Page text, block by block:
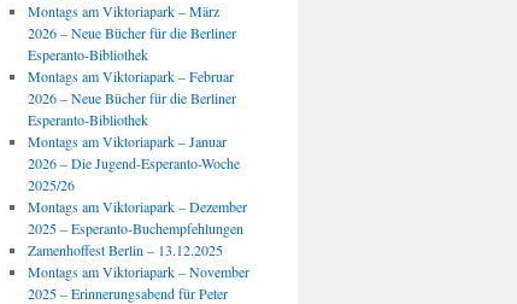
Montags am Viktoriapark – März
2026 – Neue Bücher für die Berliner
Esperanto-Bibliothek
Montags am Viktoriapark – Februar
2026 – Neue Bücher für die Berliner
Esperanto-Bibliothek
Montags am Viktoriapark – Januar
2026 – Die Jugend-Esperanto-Woche
2025/26
Montags am Viktoriapark – Dezember
2025 – Esperanto-Buchempfehlungen
Zamenhoffest Berlin – 13.12.2025
Montags am Viktoriapark – November
2025 – Erinnerungsabend für Peter